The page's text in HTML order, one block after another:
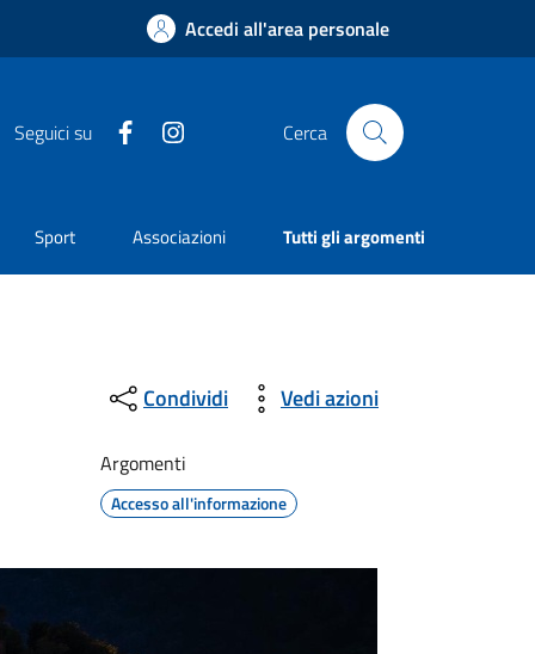
Accedi all'area personale
Seguici su Facebook Cerca
Sport Associazioni Tutti gli argomenti
Condividi Vedi azioni
Argomenti
Accesso all'informazione